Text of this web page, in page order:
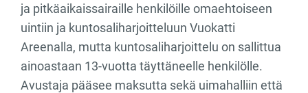
ja pitkäaikaissairaille henkilöille omaehtoiseen
uintiin ja kuntosaliharjoitteluun Vuokatti
Areenalla, mutta kuntosaliharjoittelu on sallittua
ainoastaan 13-vuotta täyttäneelle henkilölle.
Avustaja pääsee maksutta sekä uimahalliin että